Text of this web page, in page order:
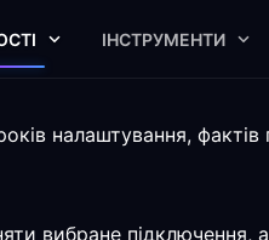
ІНСТРУМЕНТИ
налаштування,
вибране підключення,